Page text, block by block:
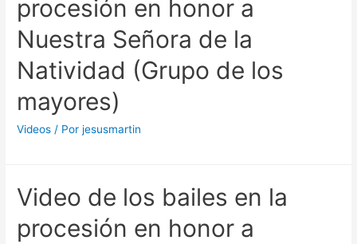
procesión en honor a
Nuestra Señora de la
Natividad (Grupo de los
mayores)
Videos / Porjesusmartin
Video de los bailes en la
procesión en honor a